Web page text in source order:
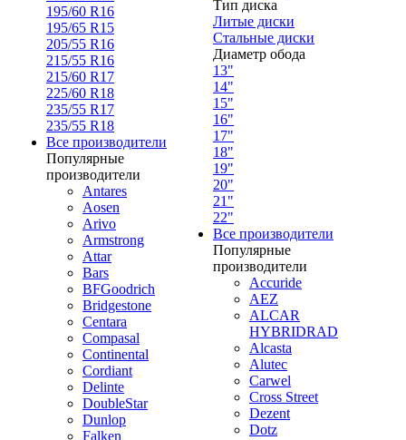
195/60 R16
195/65 R15
205/55 R16
215/55 R16
215/60 R17
225/60 R18
235/55 R17
235/55 R18
Все производители
Популярные
производители
Antares
Aosen
Arivo
Armstrong
Attar
Bars
BFGoodrich
Bridgestone
Centara
Compasal
Continental
Cordiant
Delinte
DoubleStar
Dunlop
Falken
Тип диска
Литые диски
Стальные диски
Диаметр обода
13"
14"
15"
16"
17"
18"
19"
20"
21"
22"
Все производители
Популярные
производители
Accuride
AEZ
ALCAR
HYBRIDRAD
Alcasta
Alutec
Carwel
Cross Street
Dezent
Dotz